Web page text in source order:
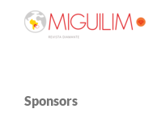
Sponsors